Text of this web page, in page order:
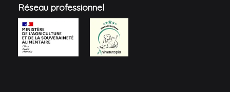
Réseau professionnel